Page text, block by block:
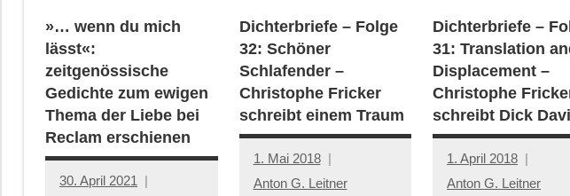
»… wenn du mich
lässt«:
zeitgenössische
Gedichte zum ewigen
Thema der Liebe bei
Reclam erschienen
30. April 2021
Dichterbriefe – Folge
32: Schöner
Schlafender –
Christophe Fricker
schreibt einem Traum
1. Mai 2018
Anton G. Leitner
Dichterbriefe –
31: Translation
Displacement –
Christophe
schreibt Dick
1. April 2018
Anton G. Leitner